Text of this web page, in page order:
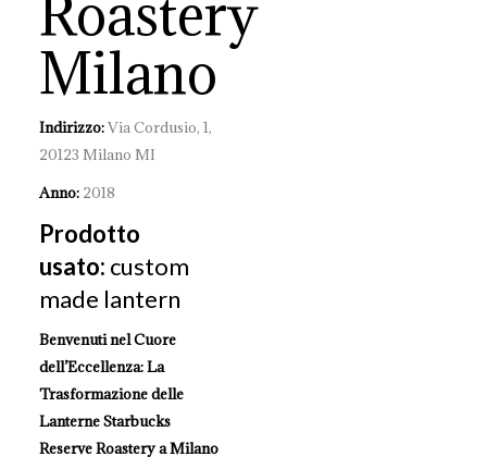
Roastery
Milano
Indirizzo:Via Cordusio, 1,
20123 Milano MI
Anno: 2018
Prodotto
usato: custom
made lantern
Benvenuti nel Cuore
dell’Eccellenza: La
Trasformazione delle
Lanterne Starbucks
Reserve Roastery a Milano